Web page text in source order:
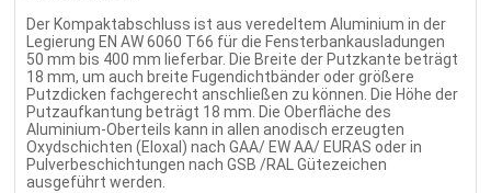
Der Kompaktabschluss ist aus veredeltem Aluminium in der
Legierung EN AW 6060 T66 für die Fensterbankausladungen
50 mm bis 400 mm lieferbar. Die Breite der Putzkante beträgt
18 mm, um auch breite Fugendichtbänder oder größere
Putzdicken fachgerecht anschließen zu können. Die Höhe der
Putzaufkantung beträgt 18 mm. Die Oberfläche des
Aluminium-Oberteils kann in allen anodisch erzeugten
Oxydschichten (Eloxal) nach GAA/ EW AA/ EURAS oder in
Pulverbeschichtungen nach GSB /RAL Gütezeichen
ausgeführt werden.